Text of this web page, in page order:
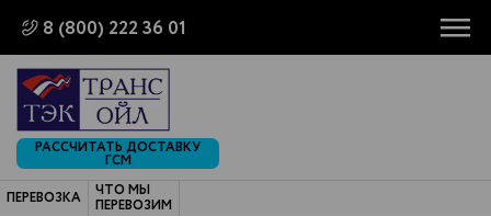
8 (800) 222 36 01
РАССЧИТАТЬ ДОСТАВКУ
ГСМ
ПЕРЕВОЗКА
ЧТО МЫ
ПЕРЕВОЗИМ